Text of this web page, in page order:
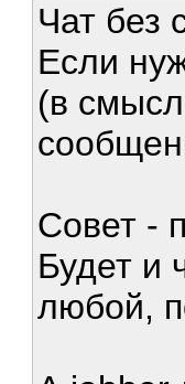
Чат без
Если
(в
Совет -
Будет и
любой,